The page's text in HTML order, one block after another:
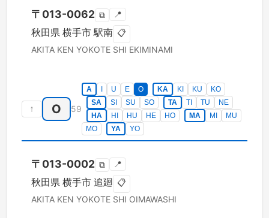
〒 013-0062 ⧉ 📍
秋田県 横手市 駅南 📋
AKITA KEN YOKOTE SHI EKIMINAMI
↑ O 59
A U E O KA KI KU
KO
SA
SI SU SO TA TI TU
NE
HA
HI HU HE HO MA MI
MU
MO
YA YO
〒 013-0002 ⧉ 📍
秋田県 横手市 追廻 📋
AKITA KEN YOKOTE SHI OIMAWASHI